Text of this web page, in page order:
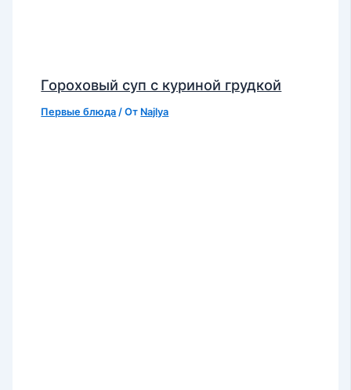
Гороховый суп с куриной грудкой
Первые блюда / От Najlya